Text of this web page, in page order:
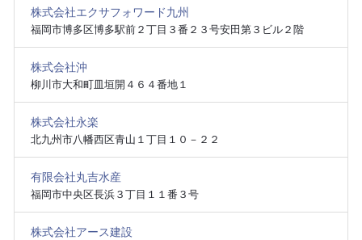
株式会社エクサフォワード九州
福岡市博多区博多駅前２丁目３番２３号安田第３ビル２階
株式会社沖
柳川市大和町皿垣開４６４番地１
株式会社永楽
北九州市八幡西区青山１丁目１０－２２
有限会社丸吉水産
福岡市中央区長浜３丁目１１番３号
株式会社アース建設